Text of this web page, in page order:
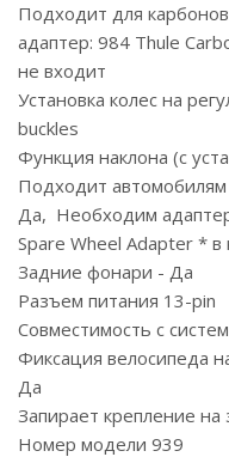
Подходит для
адаптер: 984 Thule
не входит
Установка колес на
buckles
Функция наклона (с
Подходит
Да, Необходим
Spare Wheel Adapter * в
Задние фонари - Да
Разъем питания 13-pin
Совместимость с
Фиксация велосипеда
Да
Запирает крепление
Номер модели 939